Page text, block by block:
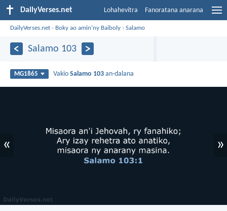
DailyVerses.net Lohahevitra Fanoratana anarana
DailyVerses.net › Boky ao amin'ny Baiboly ›Salamo
Salamo 103
MG1865 VakioSalamo 103 an-dalana
« »